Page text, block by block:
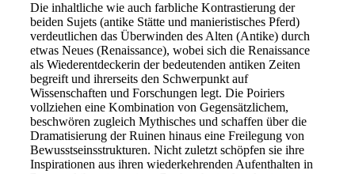
Die inhaltliche wie auch farbliche Kontrastierung der
beiden Sujets (antike Stätte und manieristisches Pferd)
verdeutlichen das Überwinden des Alten (Antike) durch
etwas Neues (Renaissance), wobei sich die Renaissance
als Wiederentdeckerin der bedeutenden antiken Zeiten
begreift und ihrerseits den Schwerpunkt auf
Wissenschaften und Forschungen legt. Die Poiriers
vollziehen eine Kombination von Gegensätzlichem,
beschwören zugleich Mythisches und schaffen über die
Dramatisierung der Ruinen hinaus eine Freilegung von
Bewusstseinsstrukturen. Nicht zuletzt schöpfen sie ihre
Inspirationen aus ihren wiederkehrenden Aufenthalten in